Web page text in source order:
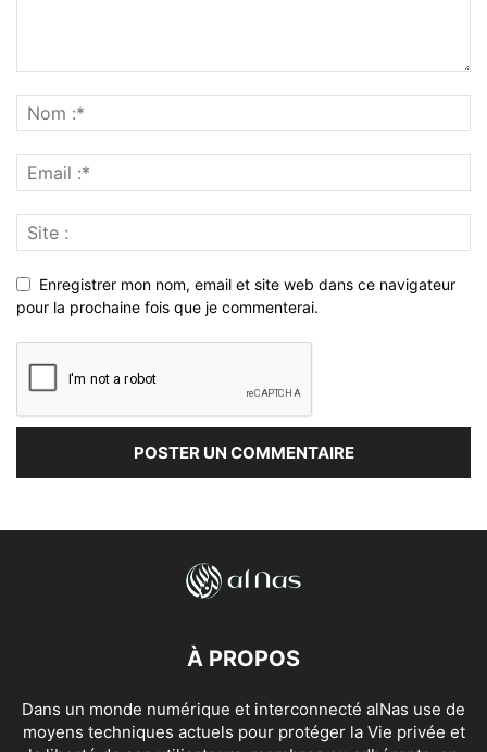
Enregistrer mon nom, email et site web dans ce navigateur
pour la prochaine fois que je commenterai.
À PROPOS
Dans un monde numérique et interconnecté alNas use de
moyens techniques actuels pour protéger la Vie privée et